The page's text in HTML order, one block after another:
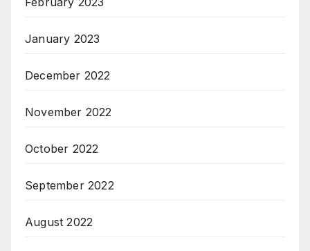
January 2023
December 2022
November 2022
October 2022
September 2022
August 2022